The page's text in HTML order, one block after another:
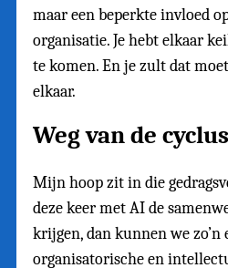
maar een beperkte invloed
organisatie. Je hebt elkaar
te komen. En je zult dat
elkaar.
Weg van de cyclus
Mijn hoop zit in die
deze keer met AI de
krijgen, dan kunnen we zo’n
organisatorische en